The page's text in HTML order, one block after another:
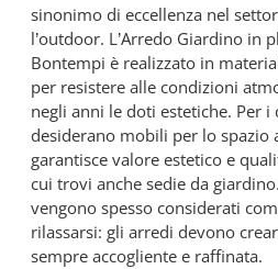
sinonimo di eccellenza nel
l’outdoor. L’Arredo Giardino in
Bontempi è realizzato in
per resistere alle condizioni
negli anni le doti estetiche. Per
desiderano mobili per lo spazio
garantisce valore estetico e
cui trovi anche sedie da
vengono spesso considerati
rilassarsi: gli arredi devono
sempre accogliente e raffinata.